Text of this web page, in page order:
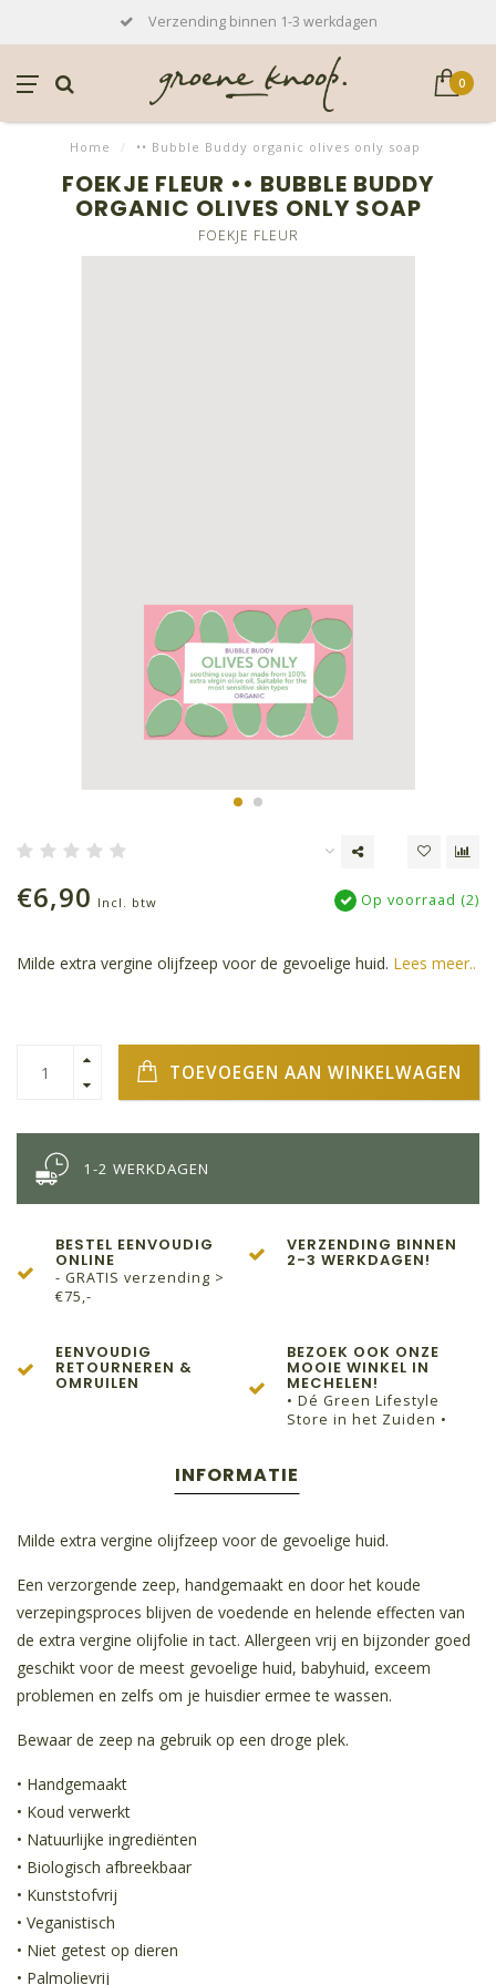
Verzending binnen 1-3 werkdagen
0
Home / •• Bubble Buddy organic olives only soap
FOEKJE FLEUR •• BUBBLE BUDDY
ORGANIC OLIVES ONLY SOAP
FOEKJE FLEUR
€6,90 Incl. btw Op voorraad (2)
Milde extra vergine olijfzeep voor de gevoelige huid. Lees meer..
TOEVOEGEN AAN WINKELWAGEN
1-2 WERKDAGEN
BESTEL EENVOUDIG
ONLINE
- GRATIS verzending >
€75,-
VERZENDING BINNEN
2-3 WERKDAGEN!
EENVOUDIG
RETOURNEREN &
OMRUILEN
BEZOEK OOK ONZE
MOOIE WINKEL IN
MECHELEN!
• Dé Green Lifestyle
Store in het Zuiden •
INFORMATIE
Milde extra vergine olijfzeep voor de gevoelige huid.
Een verzorgende zeep, handgemaakt en door het koude
verzepingsproces blijven de voedende en helende effecten van
de extra vergine olijfolie in tact. Allergeen vrij en bijzonder goed
geschikt voor de meest gevoelige huid, babyhuid, exceem
problemen en zelfs om je huisdier ermee te wassen.
Bewaar de zeep na gebruik op een droge plek.
• Handgemaakt
• Koud verwerkt
• Natuurlijke ingrediënten
• Biologisch afbreekbaar
• Kunststofvrij
• Veganistisch
• Niet getest op dieren
• Palmolievrij